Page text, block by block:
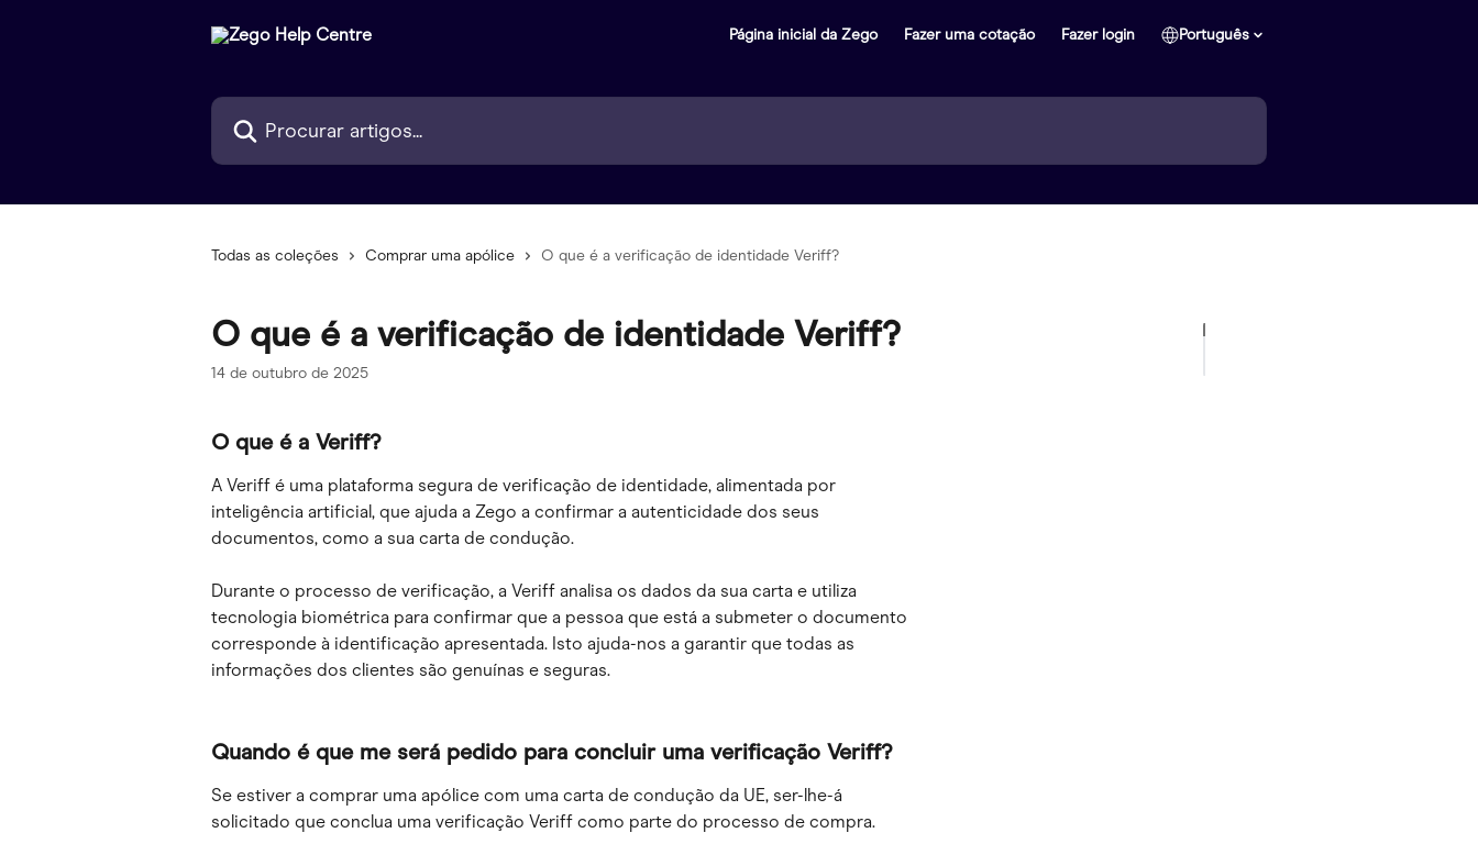
Página inicial da Zego Fazer uma cotação Fazer login Português
Procurar artigos...
Todas as coleções Comprar uma apólice O que é a verificação de identidade Veriff?
O que é a verificação de identidade Veriff?
14 de outubro de 2025
O que é a Veriff?
A Veriff é uma plataforma segura de verificação de identidade, alimentada por
inteligência artificial, que ajuda a Zego a confirmar a autenticidade dos seus
documentos, como a sua carta de condução.
Durante o processo de verificação, a Veriff analisa os dados da sua carta e utiliza
tecnologia biométrica para confirmar que a pessoa que está a submeter o documento
corresponde à identificação apresentada. Isto ajuda-nos a garantir que todas as
informações dos clientes são genuínas e seguras.
Quando é que me será pedido para concluir uma verificação Veriff?
Se estiver a comprar uma apólice com uma carta de condução da UE, ser-lhe-á
solicitado que conclua uma verificação Veriff como parte do processo de compra.